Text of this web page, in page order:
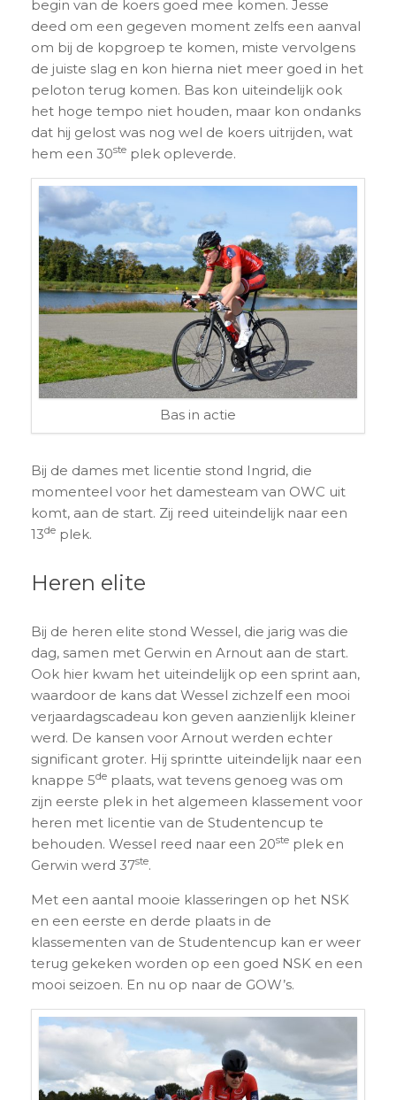
begin van de koers goed mee komen. Jesse
deed om een gegeven moment zelfs een aanval
om bij de kopgroep te komen, miste vervolgens
de juiste slag en kon hierna niet meer goed in het
peloton terug komen. Bas kon uiteindelijk ook
het hoge tempo niet houden, maar kon ondanks
dat hij gelost was nog wel de koers uitrijden, wat
hem een 30ste plek opleverde.
Bas in actie
Bij de dames met licentie stond Ingrid, die
momenteel voor het damesteam van OWC uit
komt, aan de start. Zij reed uiteindelijk naar een
13de plek.
Heren elite
Bij de heren elite stond Wessel, die jarig was die
dag, samen met Gerwin en Arnout aan de start.
Ook hier kwam het uiteindelijk op een sprint aan,
waardoor de kans dat Wessel zichzelf een mooi
verjaardagscadeau kon geven aanzienlijk kleiner
werd. De kansen voor Arnout werden echter
significant groter. Hij sprintte uiteindelijk naar een
knappe 5de plaats, wat tevens genoeg was om
zijn eerste plek in het algemeen klassement voor
heren met licentie van de Studentencup te
behouden. Wessel reed naar een 20ste plek en
Gerwin werd 37ste.
Met een aantal mooie klasseringen op het NSK
en een eerste en derde plaats in de
klassementen van de Studentencup kan er weer
terug gekeken worden op een goed NSK en een
mooi seizoen. En nu op naar de GOW’s.